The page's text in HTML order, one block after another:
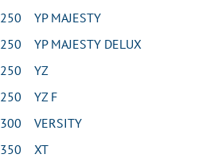
YP MAJESTY
YP MAJESTY DELUX
250 YZ
YZ F
VERSITY
350 XT